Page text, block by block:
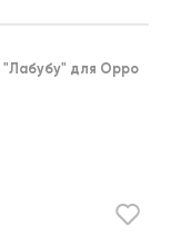
"Лабубу" для Oppo